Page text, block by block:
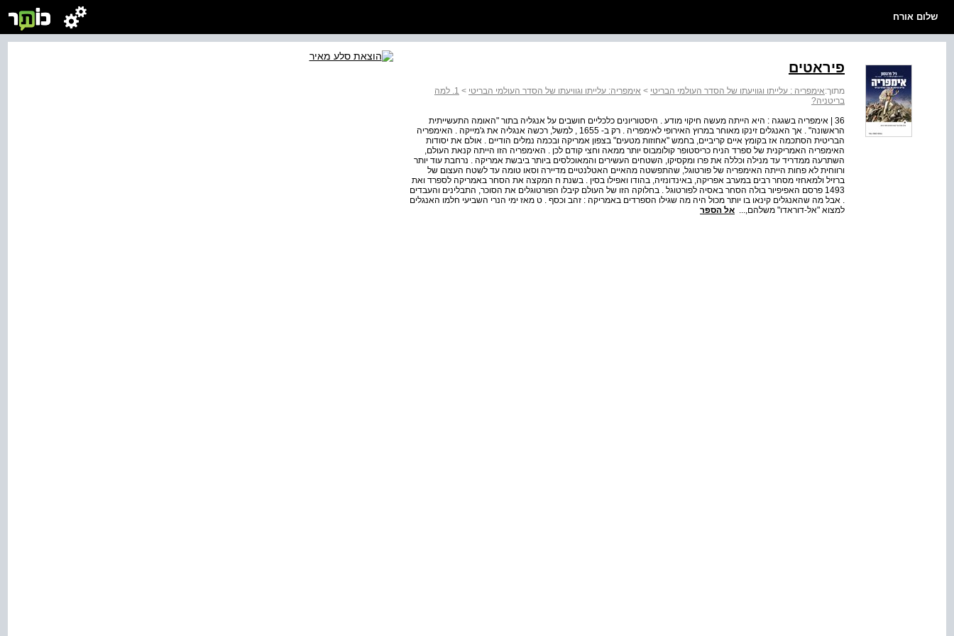
שלום אורח
פיראטים
מתוך:אימפריה : עלייתו וגוויעתו של הסדר העולמי הבריטי > אימפריה: עלייתו וגוויעתו של הסדר העולמי הבריטי >
1. למה
בריטניה?
36 | אימפריה בשגגה : היא הייתה מעשה חיקוי מודע . היסטוריונים כלכליים חושבים על אנגליה בתור "האומה התעשייתית
הראשונה" . אך האנגלים זינקו מאוחר במרוץ האירופי לאימפריה . רק ב- 1655 , למשל, רכשה אנגליה את ג'מייקה . האימפריה
הבריטית הסתכמה אז בקומץ איים קריביים, בחמש "אחוזות מטעים" בצפון אמריקה ובכמה נמלים הודיים . אולם את יסודות
האימפריה האמריקנית של ספרד הניח כריסטופר קולומבוס יותר ממאה וחצי קודם לכן . האימפריה הזו הייתה קנאת העולם,
השתרעה ממדריד עד מנילה וכללה את פרו ומקסיקו, השטחים העשירים והמאוכלסים ביותר ביבשת אמריקה . נרחבת עוד יותר
ורווחית לא פחות הייתה האימפריה של פורטוגל, שהתפשטה מהאיים האטלנטיים מדיירה וסאו טומה עד לשטח העצום של
ברזיל ולמאחזי מסחר רבים במערב אפריקה, באינדונזיה, בהודו ואפילו בסין . בשנת ח המקצה את הסחר באמריקה לספרד ואת
1493 פרסם האפיפיור בולה הסחר באסיה לפורטוגל . בחלוקה הזו של העולם קיבלו הפורטוגלים את הסוכר, התבלינים והעבדים
. אבל מה שהאנגלים קינאו בו יותר מכול היה מה שגילו הספרדים באמריקה : זהב וכסף . ט מאז ימי הנרי השביעי חלמו האנגלים
למצוא "אל-דוראדו" משלהם,... אל הספר